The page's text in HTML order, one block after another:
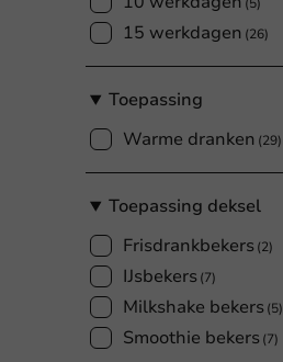
(5)
15 werkdagen (26)
Toepassing
Warme dranken (29)
Toepassing deksel
Frisdrankbekers (2)
IJsbekers (7)
Milkshake bekers (5)
Smoothie bekers (7)